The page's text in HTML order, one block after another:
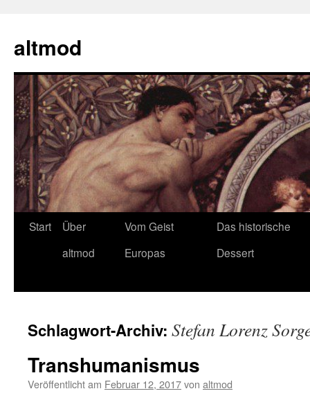
springen
altmod
Start
Über
altmod
Vom Geist
Europas
Das historische
Dessert
Schlagwort-Archiv: Stefan Lorenz
Transhumanismus
Veröffentlicht am Februar 12, 2017von altmod